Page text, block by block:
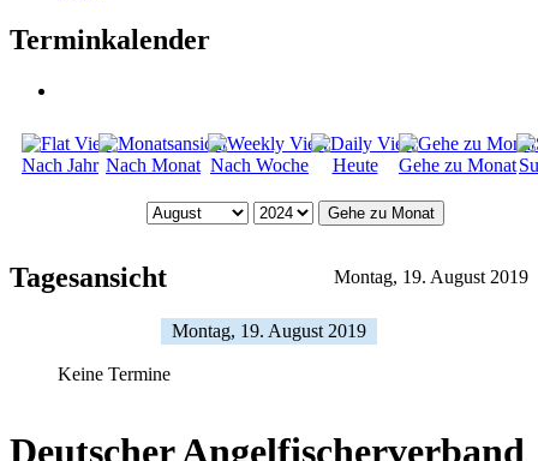
Terminkalender
Nach Jahr Nach Monat Nach Woche Heute Gehe zu Monat
Gehe zu Monat
Tagesansicht Montag, 19. August 2019
Montag, 19. August 2019
Keine Termine
Deutscher Angelfischerverband